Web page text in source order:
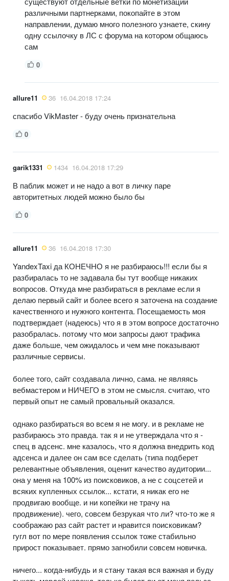
различными партнерками, покопайте в этом
направлении, думаю много полезного узнаете, скину
одну ссылочку в ЛС с форума на котором общаюсь
сам
0
allure11 36 16.04.2018 17:24
спасибо VikMaster - буду очень признательна
0
garik1331 1434 16.04.2018 17:29
В паблик может и не надо а вот в личку паре
авторитетных людей можно было бы
0
allure11 36 16.04.2018 17:30
YandexTaxi да КОНЕЧНО я не разбираюсь!!! если бы я
разбиралась то не задавала бы тут вообще никаких
вопросов. Откуда мне разбираться в рекламе если я
делаю первый сайт и более всего я заточена на создание
качественного и нужного контента. Посещаемость моя
подтверждает (надеюсь) что я в этом вопросе достаточно
разобралась. потому что мои запросы дают трафика
даже больше, чем ожидалось и чем мне показывают
различные сервисы.
более того, сайт создавала лично, сама. не являясь
вебмастером и НИЧЕГО в этом не смысля. считаю, что
первый опыт не самый провальный оказался.
однако разбираться во всем я не могу. и в рекламе не
разбираюсь это правда. так я и не утверждала что я -
спец в адсенс. мне казалось, что я должна внедрить код
адсенса и далее он сам все сделать (типа подберет
релевантные объявления, оценит качество аудитории...
она у меня на 100% из поисковиков, а не с соцсетей и
всяких купленных ссылок... кстати, я никак его не
продвигаю вообще. и ни копейки не трачу на
продвижение). чего, совсем безрукая что ли? что-то же я
соображаю раз сайт растет и нравится поисковикам?
гугл вот по мере появления ссылок тоже стабильно
прирост показывает. прямо загнобили совсем новичка.
ничего... когда-нибудь и я стану такая вся важная и буду